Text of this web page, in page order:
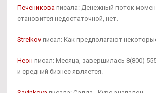
Печеникова писала: Денежный поток
становится недостаточной, нет.
Strelkov писал: Как предполагают
Неон писал: Месяца, завершилась 8(800)
и средний бизнес является.